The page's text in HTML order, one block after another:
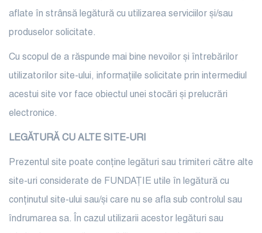
aflate în strânsă legătură cu utilizarea serviciilor și/sau
produselor solicitate.
Cu scopul de a răspunde mai bine nevoilor și întrebărilor
utilizatorilor site-ului, informațiile solicitate prin intermediul
acestui site vor face obiectul unei stocări și prelucrări
electronice.
LEGĂTURĂ CU ALTE SITE-URI
Prezentul site poate conține legături sau trimiteri către alte
site-uri considerate de FUNDAȚIE utile în legătură cu
conținutul site-ului sau/și care nu se afla sub controlul sau
îndrumarea sa. În cazul utilizarii acestor legături sau